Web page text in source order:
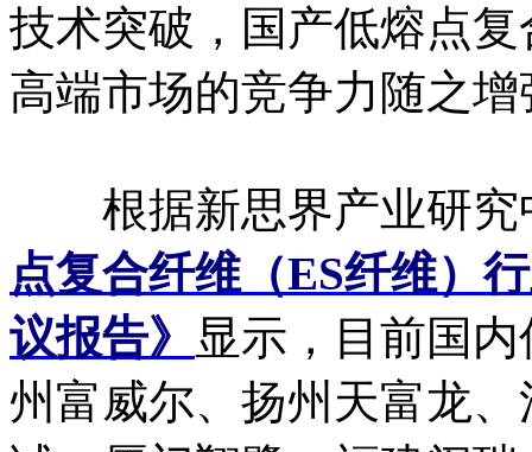
技术突破，国产低熔点
高端市场的竞争力随之增
根据新思界产业研究
点复合纤维（ES纤维）
议报告》 显示，目前国
州富威尔、扬州天富龙